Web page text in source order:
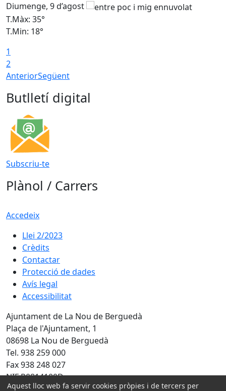
Diumenge, 9 d’agost
T.Màx: 35°
T.Min: 18°
1
2
AnteriorSegüent
Butlletí digital
Subscriu-te
Plànol / Carrers
Accedeix
Llei 2/2023
Crèdits
Contactar
Protecció de dades
Avís legal
Accessibilitat
Ajuntament de La Nou de Berguedà
Plaça de l'Ajuntament, 1
08698 La Nou de Berguedà
Tel. 938 259 000
Fax 938 248 027
NIF P0814100D
Aquest lloc web fa servir cookies pròpies i de tercers per